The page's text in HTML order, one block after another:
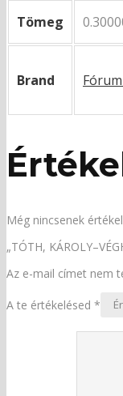
Tömeg
Brand
Még nincsenek
„TÓTH,
Az e-mail címet nem
A te értékelésed *